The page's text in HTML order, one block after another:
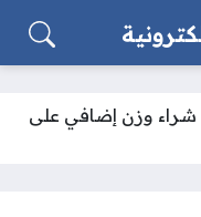
شراء وزن إضافي على